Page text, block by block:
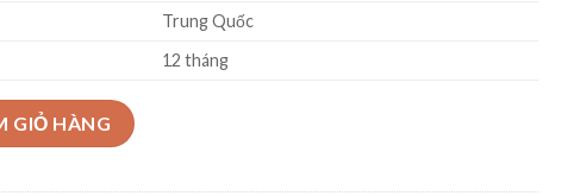
Trung Quốc
12 tháng
CS65-200/15 15Kw số lượng
GIỎ HÀNG